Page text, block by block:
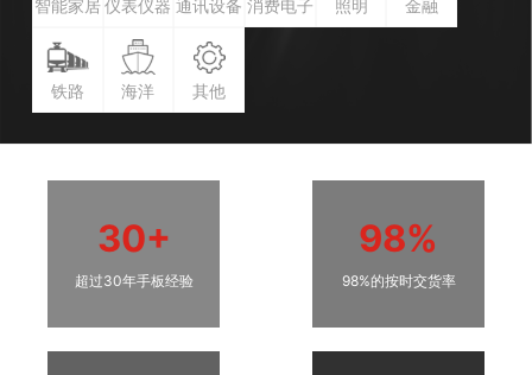
智能家居 仪表仪器 通讯设备 消费电子 照明 金融
铁路 海洋 其他
30+
超过30年手板经验
98%
98%的按时交货率